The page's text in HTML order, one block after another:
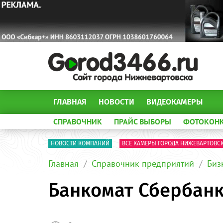
ГЛАВНАЯ НОВОСТИ ВИДЕОКАМЕРЫ
СПРАВОЧНИК ПРАЙС ВЫБОРЫ
НОВОСТИ КОМПАНИЙ ВСЕ КАМЕРЫ ГОРОДА
Главная Справочник предприятий
Банкомат